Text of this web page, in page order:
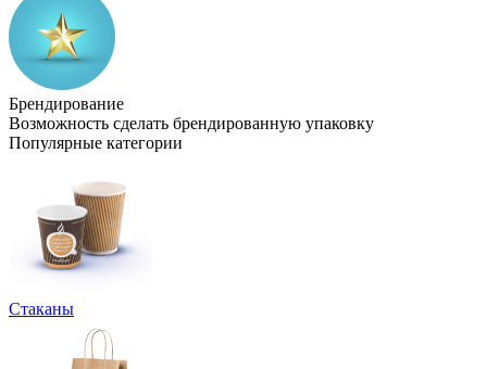
Брендирование
Возможность сделать брендированную упаковку
Популярные категории
Стаканы